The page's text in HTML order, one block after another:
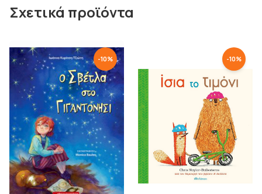
Σχετικά προϊόντα
-10% -10%